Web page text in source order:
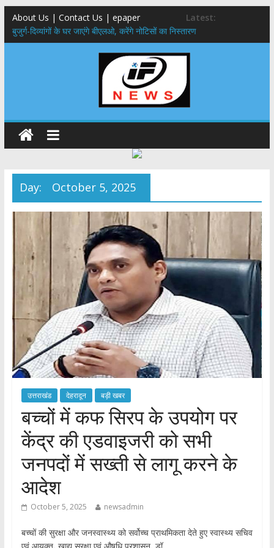
About Us | Contact Us | epaper
Latest:
बुजुर्ग-दिव्यांगों के घर जाएंगे बीएलओ, करेंगे नोटिसों का निस्तारण
24×7 अलर्ट मोड में रहें अधिकारी-मुख्य सचिव मानसून-एसईओसी से मुख्य सचिव ने
की विस्तृत समीक्षा कहा-बंद सड़कों को शीघ्र खोला जाए, लोगों को न हो दिक्कत
459 करोड़ से एचएनबी गढ़वाल विश्वविद्यालय में अनुसंधान संरचना होगी सुदृढ,उच्च
शिक्षा मंत्री धन सिंह रावत ने नवनियुक्त केन्द्रीय शिक्षा मंत्री से की मुलाकात
मुख्यमंत्री से महानिदेशक एनसीसी ने की शिष्टाचार भेंट,उत्तराखण्ड में एनसीसी के
विस्तार एवं आधुनिक आधारभूत संरचना के विकास पर हुई महत्वपूर्ण चर्चा
एमडीडीए बोर्ड बैठक, देहरादून और मसूरी के विकास के लिए 25 बड़े प्रस्तावों को मिली
हरी झंडी
Day: October 5, 2025
उत्तराखंड देहरादून बड़ी खबर
बच्चों में कफ सिरप के उपयोग पर
केंद्र की एडवाइजरी को सभी
जनपदों में सख्ती से लागू करने के
आदेश
October 5, 2025 newsadmin
बच्चों की सुरक्षा और जनस्वास्थ्य को सर्वोच्च प्राथमिकता देते हुए स्वास्थ्य सचिव